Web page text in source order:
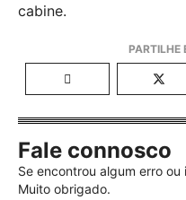
cabine.
Fale connosco
Se encontrou algum erro
Muito obrigado.